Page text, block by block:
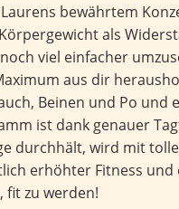
bewährtem
als
viel einfacher
aus dir
Beinen und Po und
ist dank genauer
durchhält, wird mit
erhöhter Fitness und
fit zu werden!